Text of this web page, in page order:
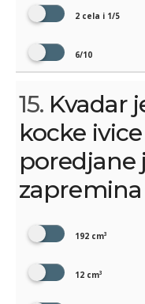
2 cela i 1/5
6/10
15. Kvadar
kocke
poredjane
192 cm³
12 cm³